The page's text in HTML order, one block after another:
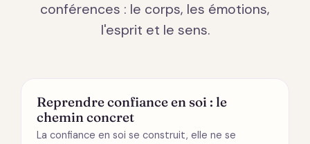
conférences : le corps, les émotions,
l'esprit et le sens.
DÉVELOPPEMENT PERSONNEL
Reprendre confiance en soi : le
chemin concret
La confiance en soi se construit, elle ne se